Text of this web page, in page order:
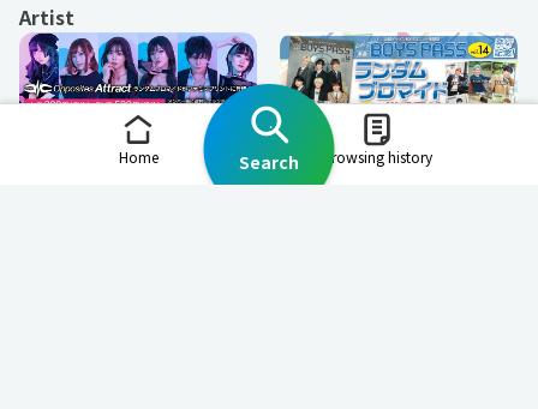
Home Search Browsing history
Artist
Opposites Attract 楽遊BOYS PASS